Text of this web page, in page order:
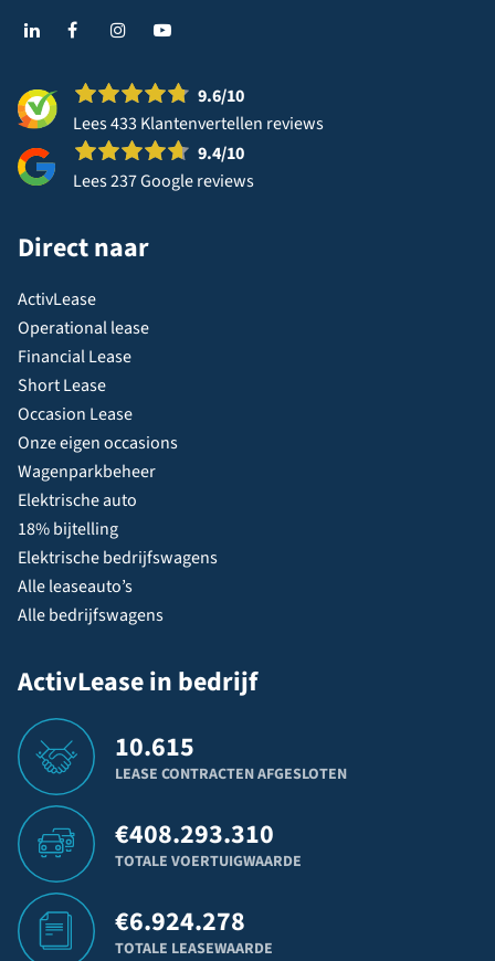
9.6/10
Lees 433 Klantenvertellen reviews
9.4/10
Lees 237 Google reviews
Direct naar
ActivLease
Operational lease
Financial Lease
Short Lease
Occasion Lease
Onze eigen occasions
Wagenparkbeheer
Elektrische auto
18% bijtelling
Elektrische bedrijfswagens
Alle leaseauto’s
Alle bedrijfswagens
ActivLease in bedrijf
10.615
LEASE CONTRACTEN AFGESLOTEN
€408.293.310
TOTALE VOERTUIGWAARDE
€6.924.278
TOTALE LEASEWAARDE